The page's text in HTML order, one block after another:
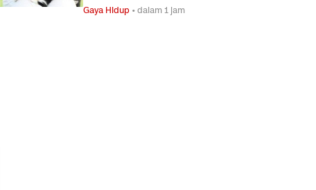
Gaya Hidup •dalam 1 jam